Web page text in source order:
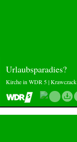
Urlaubsparadies?
Kirche in WDR 5 | Krawczack